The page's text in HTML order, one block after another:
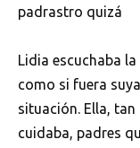
padrastro quizá
Lidia escuchaba
como si fuera
situación. Ella,
cuidaba, padres